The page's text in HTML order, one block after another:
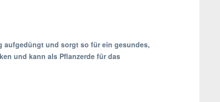
aufgedüngt und sorgt so für ein gesundes,
und kann als Pflanzerde für das